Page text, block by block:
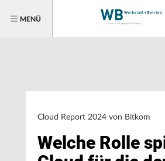
MENÜ
Cloud Report 2024 von Bitkom
Welche Rolle